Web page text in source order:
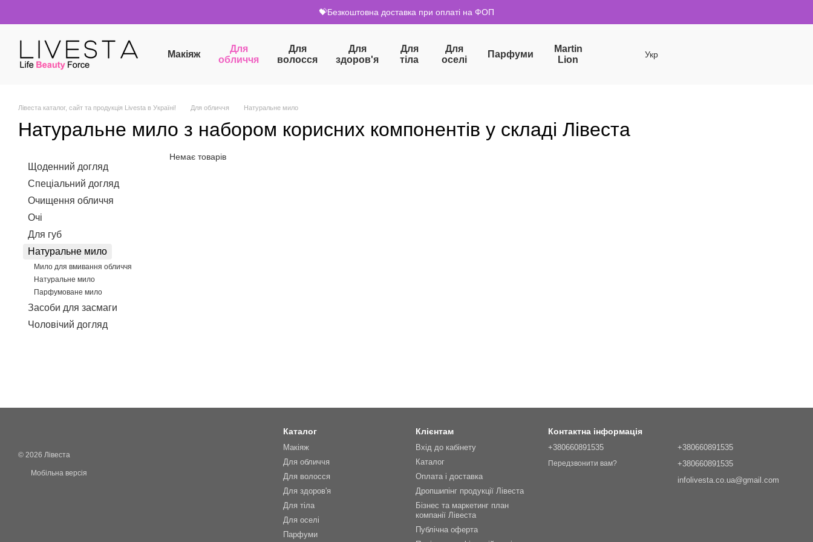
💝Безкоштовна доставка при оплаті на ФОП
Макіяж
Для
обличчя
Для
волосся
Для
здоров'я
Для
тіла
Для
оселі
Парфуми
Martin
Lion
Укр
Лівеста каталог, сайт та продукція Livesta в Україні! Для обличчя Натуральне мило
Натуральне мило з набором корисних компонентів у складі Лівеста
Немає товарів
Щоденний догляд
Спеціальний догляд
Очищення обличчя
Очі
Для губ
Натуральне мило
Мило для вмивання обличчя
Натуральне мило
Парфумоване мило
Засоби для засмаги
Чоловічий догляд
© 2026 Лівеста
Мобільна версія
Каталог
Макіяж
Для обличчя
Для волосся
Для здоров'я
Для тіла
Для оселі
Парфуми
Клієнтам
Вхід до кабінету
Каталог
Оплата і доставка
Дропшипінг продукції Лівеста
Бізнес та маркетинг план
компанії Лівеста
Публічна оферта
Контактна інформація
+380660891535
Передзвонити вам?
+380660891535
+380660891535
infolivesta.co.ua@gmail.com